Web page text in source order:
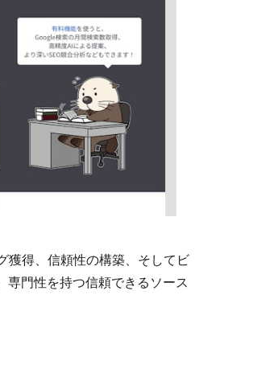
獲得、信頼性の構築、そしてビ
専門性を持つ信頼できるソース